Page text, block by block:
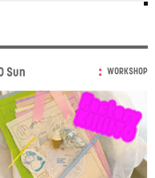
Sun WORKSHOP